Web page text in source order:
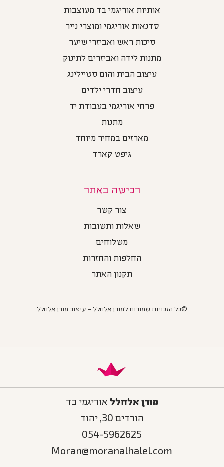
אותיות אוריגמי בד מעוצבות
סדנאות אוריגמי ומוצרי נייר
סיכות ראש ואביזרי שיער
מתנות לידה ואביזרים לתינוק
עיצוב הבית והום סטיילינג
עיצוב חדרי ילדים
פרחי אוריגמי בעבודת יד
מתנות
מארזים במחיר מיוחד
גיפט קארד
רכישה באתר
צור קשר
שאלות ותשובות
משלוחים
החלפות והחזרות
תקנון האתר
©כל הזכויות שמורות למורן אלחלל – עיצוב מורן אלחלל
מורן אלחלל אוריגמי בד
הורדים 30, יהוד
054-5962625
Moran@moranalhalel.com